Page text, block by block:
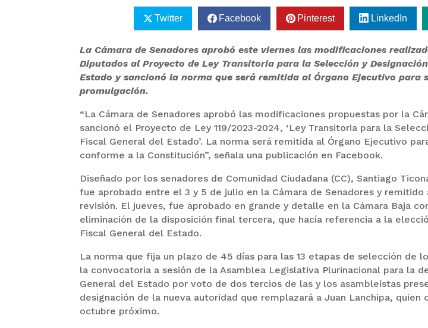
Twitter Facebook Pinterest LinkedIn
La Cámara de Senadores aprobó este viernes las modificaciones
Diputados al Proyecto de Ley Transitoria para la Selección y
Estado y sancionó la norma que será remitida al Órgano Ejecutivo para
promulgación.
“La Cámara de Senadores aprobó las modificaciones propuestas por la
sancionó el Proyecto de Ley 119/2023-2024, ‘Ley Transitoria para la
Fiscal General del Estado’. La norma será remitida al Órgano Ejecutivo
conforme a la Constitución”, señala una publicación en Facebook.
Diseñado por los senadores de Comunidad Ciudadana (CC), Santiago
fue aprobado entre el 3 y 5 de julio en la Cámara de Senadores y remitido
revisión. El jueves, fue aprobado en grande y detalle en la Cámara Baja
eliminación de la disposición final tercera, que hacía referencia a la
Fiscal General del Estado.
La norma que fija un plazo de 45 días para las 13 etapas de selección de
la convocatoria a sesión de la Asamblea Legislativa Plurinacional para la
General del Estado por voto de dos tercios de las y los asambleístas
designación de la nueva autoridad que remplazará a Juan Lanchipa, quien
octubre próximo.